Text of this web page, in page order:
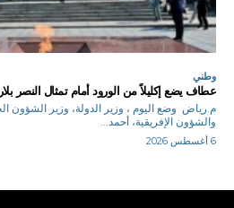
وطني
عطاف يضع إكليلاً من الورود أمام تمثال النصر
م.رياض وضع اليوم ، وزير الدولة، وزير
والشؤون الإفريقية، أحمد...
6 أغسطس 2026